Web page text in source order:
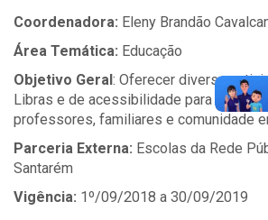
Coordenadora: Eleny Brandão
Área Temática: Educação
Objetivo Geral: Oferecer diversas
Libras e de acessibilidade para os
professores, familiares e comunidade
Parceria Externa: Escolas da Rede
Santarém
Vigência: 1º/09/2018 a 30/09/2019